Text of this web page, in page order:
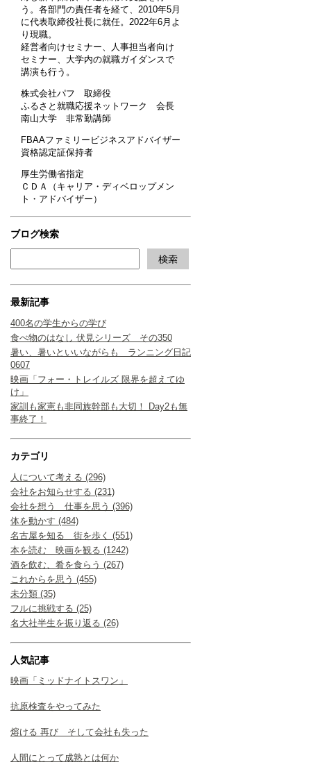
う。各部門の責任者を経て、2010年5月
に代表取締役社長に就任。2022年6月よ
り現職。
経営者向けセミナー、人事担当者向け
セミナー、大学内の就職ガイダンスで
講演も行う。
株式会社パフ 取締役
ふるさと就職応援ネットワーク 会長
南山大学 非常勤講師
FBAAファミリービジネスアドバイザー
資格認定証保持者
厚生労働省指定
ＣＤＡ（キャリア・ディベロップメン
ト・アドバイザー）
ブログ検索
最新記事
400名の学生からの学び
食べ物のはなし 伏見シリーズ その350
暑い、暑いといいながらも ランニング日記
0607
映画「フォー・トレイルズ 限界を超えてゆ
け」
家訓も家憲も非同族幹部も大切！ Day2も無
事終了！
カテゴリ
人について考える (296)
会社をお知らせする (231)
会社を想う 仕事を思う (396)
体を動かす (484)
名古屋を知る 街を歩く (551)
本を読む 映画を観る (1242)
酒を飲む、肴を食らう (267)
これからを思う (455)
未分類 (35)
フルに挑戦する (25)
名大社半生を振り返る (26)
人気記事
映画「ミッドナイトスワン」
抗原検査をやってみた
熔ける 再び そして会社も失った
人間にとって成熟とは何か